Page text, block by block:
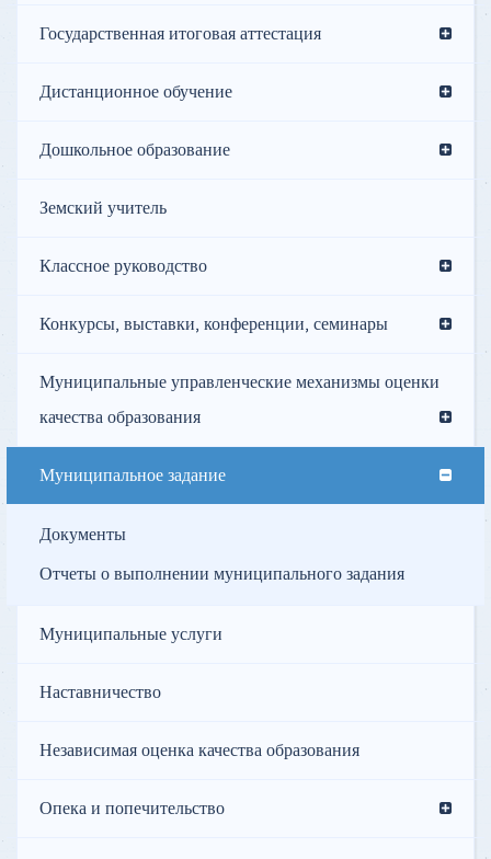
Государственная итоговая аттестация
Дистанционное обучение
Дошкольное образование
Земский учитель
Классное руководство
Конкурсы, выставки, конференции, семинары
Муниципальные управленческие механизмы оценки
качества образования
Муниципальное задание
Документы
Отчеты о выполнении муниципального задания
Муниципальные услуги
Наставничество
Независимая оценка качества образования
Опека и попечительство